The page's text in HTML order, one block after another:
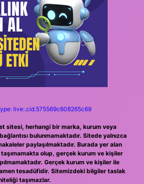
live:.cid.575569c608265c69
sitesi, herhangi bir marka, kurum veya
bulunmamaktadır. Sitede yalnızca
paylaşılmaktadır. Burada yer alan
olup, gerçek kurum ve kişiler
Gerçek kurum ve kişiler ile
tesadüfidir. Sitemizdeki bilgiler taslak
taşımazlar.